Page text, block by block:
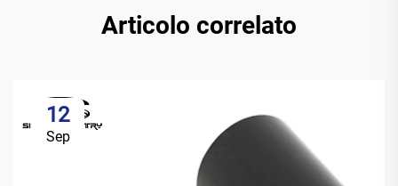
Articolo correlato
12
Sep